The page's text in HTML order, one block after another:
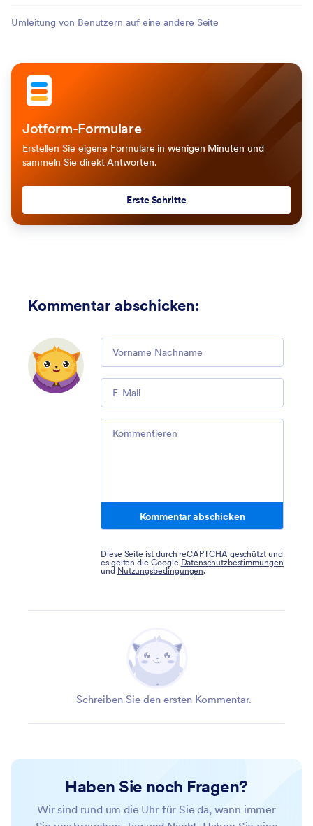
Umleitung von Benutzern auf eine andere Seite
Jotform-Formulare
Erstellen Sie eigene Formulare in wenigen Minuten und
sammeln Sie direkt Antworten.
Erste Schritte
Kommentar abschicken:
Kommentar abschicken
Diese Seite ist durch reCAPTCHA geschützt und
es gelten die Google Datenschutzbestimmungen
und Nutzungsbedingungen.
Schreiben Sie den ersten Kommentar.
Haben Sie noch Fragen?
Wir sind rund um die Uhr für Sie da, wann immer